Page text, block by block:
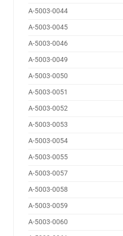
A-5003-0044
A-5003-0045
A-5003-0046
A-5003-0049
A-5003-0050
A-5003-0051
A-5003-0052
A-5003-0053
A-5003-0054
A-5003-0055
A-5003-0057
A-5003-0058
A-5003-0059
A-5003-0060